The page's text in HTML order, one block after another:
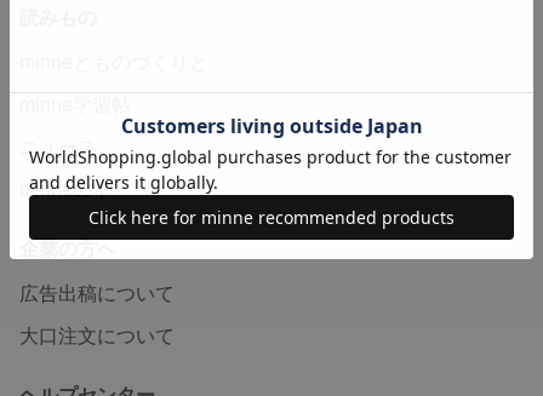
ニュース
minneの本
広告出稿について
大口注文について